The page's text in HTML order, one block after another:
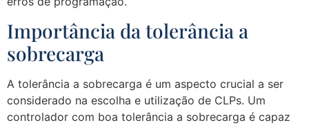
Importância da tolerância a
sobrecarga
A tolerância a sobrecarga é um aspecto crucial a ser
considerado na escolha e utilização de CLPs. Um
controlador com boa tolerância a sobrecarga é capaz